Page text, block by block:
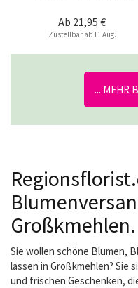
Ab 21,95 €
Zustellbar ab 11 Aug.
... MEHR
Großkmehlen.
Sie wollen schöne Blumen,
lassen in Großkmehlen? Sie
und frischen Geschenken,